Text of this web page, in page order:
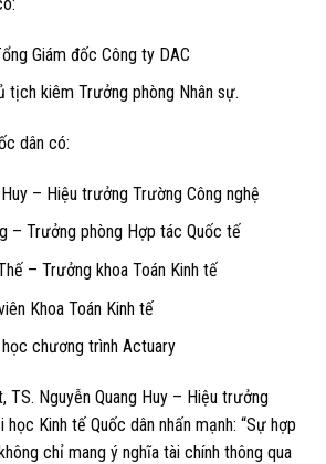
Giám đốc Công ty DAC
tịch kiêm Trưởng phòng Nhân sự.
dân có:
– Hiệu trưởng Trường Công nghệ
– Trưởng phòng Hợp tác Quốc tế
– Trưởng khoa Toán Kinh tế
Khoa Toán Kinh tế
chương trình Actuary
TS. Nguyễn Quang Huy – Hiệu trưởng
Kinh tế Quốc dân nhấn mạnh: “Sự hợp
chỉ mang ý nghĩa tài chính thông qua